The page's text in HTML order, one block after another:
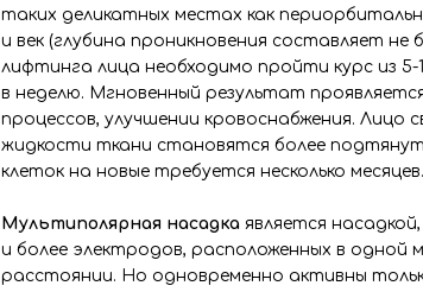
таких деликатных местах как
и век (глубина проникновения составляет
лифтинга лица необходимо пройти курс из
в неделю. Мгновенный результат
процессов, улучшении кровоснабжения. Лицо
жидкости ткани становятся более
клеток на новые требуется несколько месяцев.
Мультиполярная насадка является
и более электродов, расположенных в одной
расстоянии. Но одновременно активны